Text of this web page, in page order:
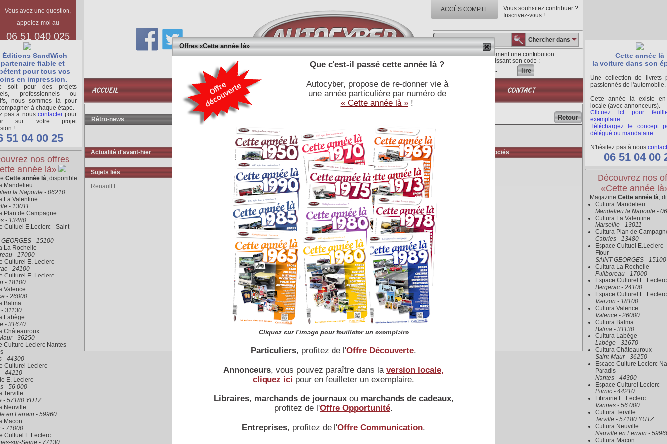
ACCÈS COMPTE
Vous souhaitez contribuer ?
Inscrivez-vous !
Chercher dans
Lisez directement une contribution
en saisissant son code :
lire
ACCUEIL
BASE
DOCUMENTAIRE
RÉFÉRENCES
JOURNALISTIQUES
BOUTIQUE CONTACT
Vous avez une question,
appelez-moi au
06 51 040 025
Rétro-news Retour
Actualité d'avant-hier
Sujets liés
Renault L
PARI pas trop STUPIDE CHEZ les JEUNES de la JET-SET....?
Après le réveillon de Noel, bien arrosé, avec une bande d’amis de la
‘’bonne société’’ d’alors, Louis Renault fait le pari de faire l’ascension de la
rue Louis Lepic, une côte pavée et pentue menant au Sacré-Cœur…
Pari gagné ! C’était le soir de Noël 1898.
Malgré le minuscule monocylindre De Dion, la voiturette escalade la rue
sans problème. A l’aube Louis Renault regagne son atelier de Billancourt, il
a obtenu douze commandes fermes et un acompte de soixante Louis d’or.
Ill et décide de devenir constructeur d’automobiles.
Les premières automobiles Renault sont vendues à de riches particuliers
pour le prix de 3 000 francs.
(dix ans de salaire d'un ouvrier en 1898)
Actualité précédente Actualité suivante
COMMENTAIRES aucun commentaire
Ajouter un commentaire
Médias associés
Éditions SandWich
fiable et
pour tous vos
en impression.
soit pour des projets
professionnels ou
nous sommes là pour
à chaque étape.
pas à nous contacterpour
sur votre projet
!
51 04 00 25
nos offres
année là»
Cette année là, disponible
Mandelieu
la Napoule - 06210
La Valentine
- 13011
Plan de Campagne
- 13480
Cultuel E.Leclerc - Saint-
GEORGES - 15100
La Rochelle
- 17000
Culturel E. Leclerc
- 24100
Culturel E. Leclerc
- 18100
Valence
- 26000
Balma
- 31130
Labège
- 31670
Châteauroux
- 36250
Culture Leclerc Nantes
- 44300
Culturel Leclerc
- 44210
E. Leclerc
- 56 000
Terville
- 57180 YUTZ
Neuville
en Ferrain - 59960
Macon
- 71000
Cultuel E.Leclerc
sur-Seine - 77130
Cette année là
la voiture dans son
Une collection de livrets
passionnés de l'automobile.
Cette année là existe en
locale (avec annonceurs).
Cliquez ici pour
exemplaire.
Téléchargez le concept
délégué ou mandataire
N'hésitez pas à nous
06 51 04 00
Découvrez nos
«Cette année
Magazine Cette année là,
Cultura Mandelieu
Mandelieu la Napoule -
Cultura La Valentine
Marseille - 13011
Cultura Plan de
Cabries - 13480
Espace Cultuel E.Leclerc
Flour
SAINT-GEORGES - 15100
Cultura La Rochelle
Puilboreau - 17000
Espace Culturel E. Leclerc
Bergerac - 24100
Espace Culturel E. Leclerc
Vierzon - 18100
Cultura Valence
Valence - 26000
Cultura Balma
Balma - 31130
Cultura Labège
Labège - 31670
Cultura Châteauroux
Saint-Maur - 36250
Escace Culture Leclerc
Paradis
Nantes - 44300
Espace Culturel Leclerc
Pornic - 44210
Librairie E. Leclerc
Vannes - 56 000
Cultura Terville
Terville - 57180 YUTZ
Cultura Neuville
Neuville en Ferrain -
Cultura Macon
Offres «Cette année là»
Que c'est-il passé cette année là ?
Autocyber, propose de re-donner vie à
une année particulière par numéro de
« Cette année là »!
Cliquez sur l'image pour feuilleter un exemplaire
Particuliers, profitez de l'Offre Découverte.
Annonceurs, vous pouvez paraître dans la version locale,
cliquez ici pour en feuilleter un exemplaire.
Libraires, marchands de journauxou marchands de cadeaux,
profitez de l'Offre Opportunité.
Entreprises, profitez de l'Offre Communication.